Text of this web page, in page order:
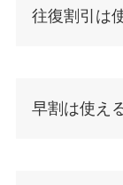
往復割引は
早割は使え